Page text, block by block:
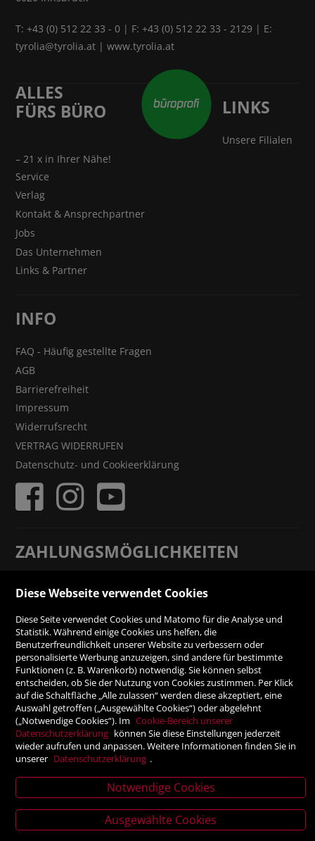
News
T:+43 (0) 512 22 33 - 0 | F: +43 (0) 512 22 33 - 2129 | E:
tyrolia@tyrolia.at |www.tyrolia.at
ALLES
FÜRS BÜRO
LINKS
Unsere Filialen
– 21 x in Ihrer Nähe!
Service
Verlag
Kontakt & Ansprechpartner
Jobs
Das Unternehmen
Links & Partner
INFO
FAQ - Häufig gestellte Fragen
AGB
Barrierefreiheit
Impressum
Widerrufsrecht
VERTRAG WIDERRUFEN
Datenschutz- und Cookieerklärung
ZAHLUNGSMÖGLICHKEITEN
Rechnung
Vorauskasse
SICHER ONLINE SHOPPEN!
Verlagsanstalt Tyrolia Gesellschaft m. b. H | Exlgasse 20,
6020 Innsbruck
Diese Webseite verwendet Cookies
Diese Seite verwendet Cookies und Matomo für die Analyse und
Statistik. Während einige Cookies uns helfen, die
Benutzerfreundlichkeit unserer Website zu verbessern oder
personalisierte Werbung anzuzeigen, sind andere für bestimmte
Funktionen (z. B. Warenkorb) notwendig. Sie können selbst
entscheiden, ob Sie der Nutzung von Cookies zustimmen. Per Klick
auf die Schaltfläche „Alle zulassen“ werden diese akzeptiert, eine
Auswahl getroffen („Ausgewählte Cookies“) oder abgelehnt
(„Notwendige Cookies“). Im Cookie-Bereich unserer
Datenschutzerklärung können Sie diese Einstellungen jederzeit
wieder aufrufen und anpassen. Weitere Informationen finden Sie in
unserer Datenschutzerklärung .
Notwendige Cookies
Ausgewählte Cookies